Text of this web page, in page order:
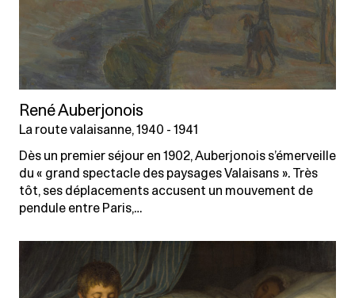
René Auberjonois
La route valaisanne, 1940 - 1941
Dès un premier séjour en 1902, Auberjonois s’émerveille
du « grand spectacle des paysages Valaisans ». Très
tôt, ses déplacements accusent un mouvement de
pendule entre Paris,…